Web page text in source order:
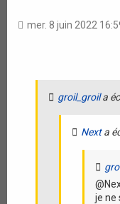
mer. 8 juin 2022
groil_groila
Nexta
je ne